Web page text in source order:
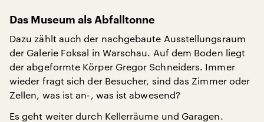
Das Museum als Abfalltonne
Dazu zählt auch der nachgebaute Ausstellungsraum
der Galerie Foksal in Warschau. Auf dem Boden liegt
der abgeformte Körper Gregor Schneiders. Immer
wieder fragt sich der Besucher, sind das Zimmer oder
Zellen, was ist an-, was ist abwesend?
Es geht weiter durch Kellerräume und Garagen.